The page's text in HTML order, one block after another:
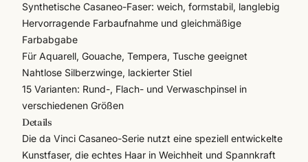
Synthetische Casaneo-Faser: weich, formstabil, langlebig
Hervorragende Farbaufnahme und gleichmäßige
Farbabgabe
Für Aquarell, Gouache, Tempera, Tusche geeignet
Nahtlose Silberzwinge, lackierter Stiel
15 Varianten: Rund-, Flach- und Verwaschpinsel in
verschiedenen Größen
Details
Die da Vinci Casaneo-Serie nutzt eine speziell entwickelte
Kunstfaser, die echtes Haar in Weichheit und Spannkraft